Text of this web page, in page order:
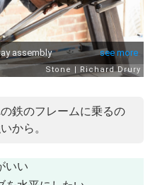
鉄のフレームに乗るの
から。
いい